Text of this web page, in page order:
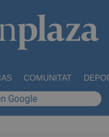
COMUNITAT
Google